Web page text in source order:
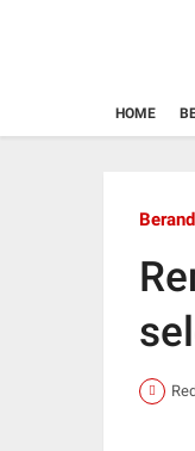
HOME